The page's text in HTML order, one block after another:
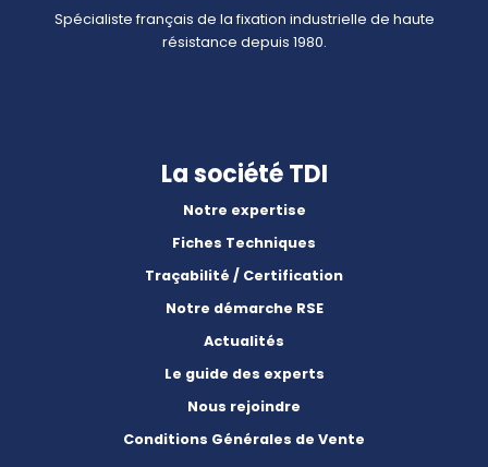
Spécialiste français de la fixation industrielle de haute
résistance depuis 1980.
La société TDI
Notre expertise
Fiches Techniques
Traçabilité / Certification
Notre démarche RSE
Actualités
Le guide des experts
Nous rejoindre
Conditions Générales de Vente